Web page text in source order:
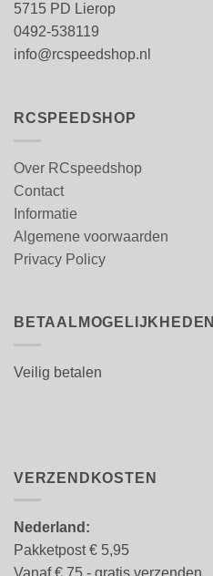
5715 PD Lierop
0492-538119
info@rcspeedshop.nl
RCSPEEDSHOP
Over RCspeedshop
Contact
Informatie
Algemene voorwaarden
Privacy Policy
BETAALMOGELIJKHEDEN
Veilig betalen
VERZENDKOSTEN
Nederland:
Pakketpost € 5,95